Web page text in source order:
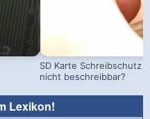
SD Karte Schreibschutz
nicht beschreibbar?
Lexikon!